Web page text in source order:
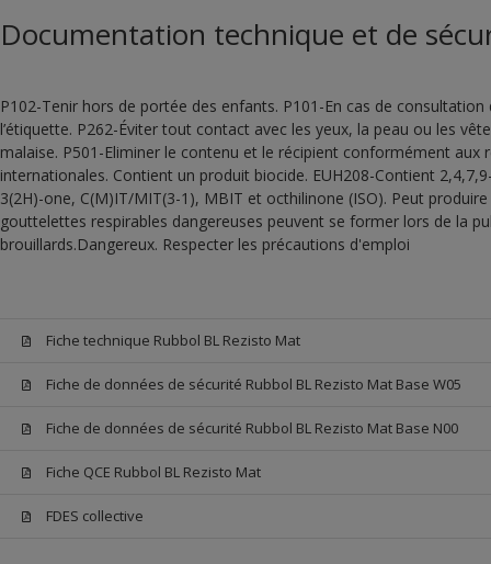
Documentation technique et de
P102-Tenir hors de portée des enfants. P101-En cas de
l’étiquette. P262-Éviter tout contact avec les yeux, la peau ou les
malaise. P501-Eliminer le contenu et le récipient conformément
internationales. Contient un produit biocide. EUH208-Contient
3(2H)-one, C(M)IT/MIT(3-1), MBIT et octhilinone (ISO). Peut
gouttelettes respirables dangereuses peuvent se former lors de la
brouillards.Dangereux. Respecter les précautions d'emploi
Fiche technique Rubbol BL Rezisto Mat
Fiche de données de sécurité Rubbol BL Rezisto Mat Base W05
Fiche de données de sécurité Rubbol BL Rezisto Mat Base N00
Fiche QCE Rubbol BL Rezisto Mat
FDES collective